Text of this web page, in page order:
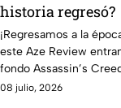
historia regresó?
Flag Resynced |
¡Regresamos a la
este Aze Review
fondo Assassin’s
esperado remake de
08 julio, 2026